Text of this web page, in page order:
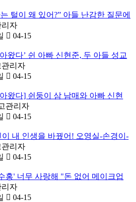
털이 왜 있어?” 아들 난감한 질문에
리자
04-15
왔다’ 쉰 아빠 신현준, 두 아들 성교
관리자
04-15
왔다] 쉰둥이 삼 남매와 아빠 신현
관리자
04-15
이 내 인생을 바꿨어! 오영실-손경이-
관리자
04-15
홍' 너무 사랑해 "돈 없어 메이크업
리자
04-15